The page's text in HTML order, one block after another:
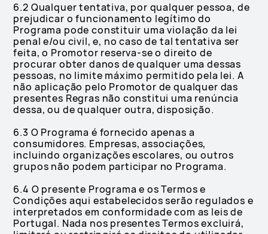
6.2 Qualquer tentativa, por qualquer pessoa, de
prejudicar o funcionamento legítimo do
Programa pode constituir uma violação da lei
penal e/ou civil, e, no caso de tal tentativa ser
feita, o Promotor reserva-se o direito de
procurar obter danos de qualquer uma dessas
pessoas, no limite máximo permitido pela lei. A
não aplicação pelo Promotor de qualquer das
presentes Regras não constitui uma renúncia
dessa, ou de qualquer outra, disposição.
6.3 O Programa é fornecido apenas a
consumidores. Empresas, associações,
incluindo organizações escolares, ou outros
grupos não podem participar no Programa.
6.4 O presente Programa e os Termos e
Condições aqui estabelecidos serão regulados e
interpretados em conformidade com as leis de
Portugal. Nada nos presentes Termos excluirá,